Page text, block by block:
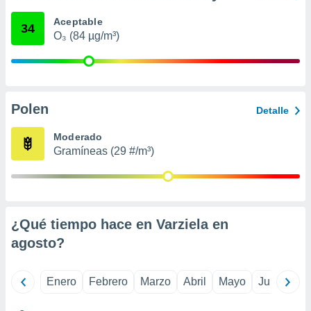
u
en
en
un
o acceder
34 Aceptable
O₃ (84 µg/m³)
Polen Detalle
Moderado
Gramíneas (29 #/m³)
¿Qué tiempo hace en Varziela en
agosto?
Enero Febrero Marzo Abril Mayo Junio